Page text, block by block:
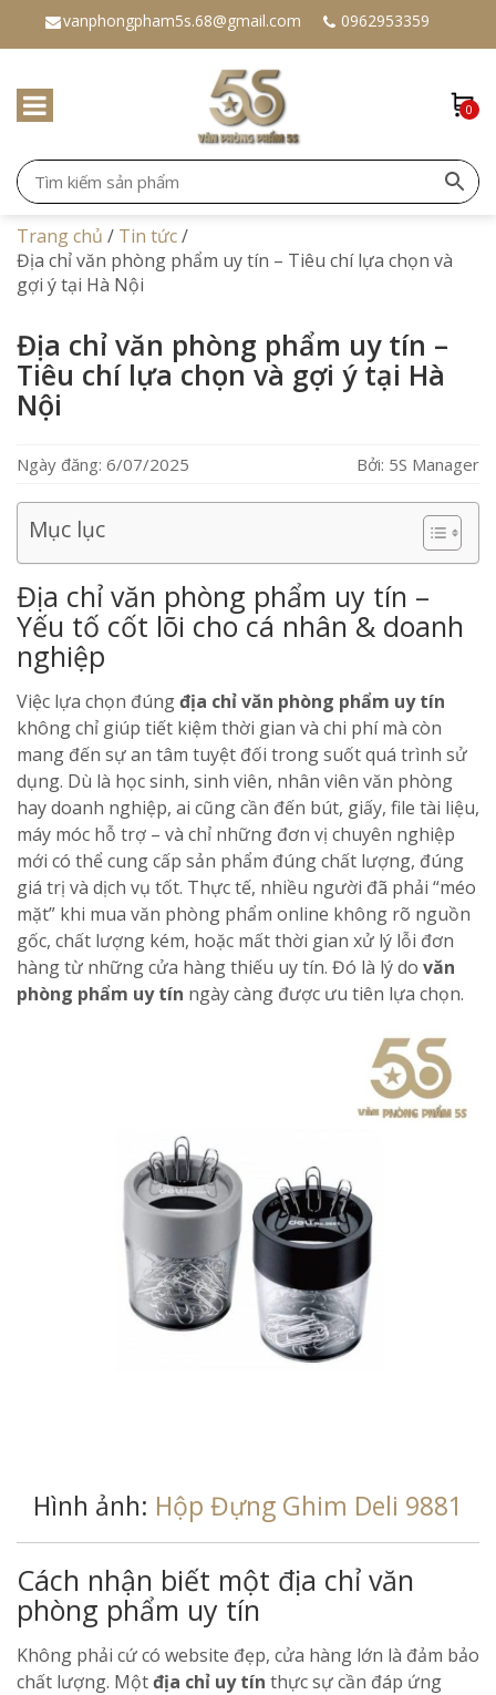
vanphongpham5s.68@gmail.com 0962953359
0
Trang chủ / Tin tức/
Địa chỉ văn phòng phẩm uy tín – Tiêu chí lựa chọn và
gợi ý tại Hà Nội
Địa chỉ văn phòng phẩm uy tín –
Tiêu chí lựa chọn và gợi ý tại Hà
Nội
Ngày đăng: 6/07/2025 Bởi: 5S Manager
Mục lục
Địa chỉ văn phòng phẩm uy tín –
Yếu tố cốt lõi cho cá nhân & doanh
nghiệp
Việc lựa chọn đúngđịa chỉ văn phòng phẩm uy tín
không chỉ giúp tiết kiệm thời gian và chi phí mà còn
mang đến sự an tâm tuyệt đối trong suốt quá trình sử
dụng. Dù là học sinh, sinh viên, nhân viên văn phòng
hay doanh nghiệp, ai cũng cần đến bút, giấy, file tài liệu,
máy móc hỗ trợ – và chỉ những đơn vị chuyên nghiệp
mới có thể cung cấp sản phẩm đúng chất lượng, đúng
giá trị và dịch vụ tốt. Thực tế, nhiều người đã phải “méo
mặt” khi mua văn phòng phẩm online không rõ nguồn
gốc, chất lượng kém, hoặc mất thời gian xử lý lỗi đơn
hàng từ những cửa hàng thiếu uy tín. Đó là lý do văn
phòng phẩm uy tín ngày càng được ưu tiên lựa chọn.
Hình ảnh: Hộp Đựng Ghim Deli 9881
Cách nhận biết một địa chỉ văn
phòng phẩm uy tín
Không phải cứ có website đẹp, cửa hàng lớn là đảm bảo
chất lượng. Mộtđịa chỉ uy tín thực sự cần đáp ứng